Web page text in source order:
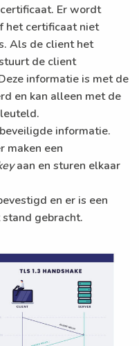
Er wordt
het certificaat niet
Als de client het
de client
informatie is met de
en kan alleen met de
informatie.
maken een
aan en sturen elkaar
en er is een
gebracht.